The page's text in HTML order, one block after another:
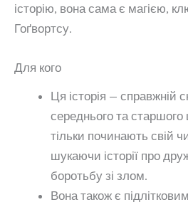
історію, вона сама є магією,
Гоґвортсу.
Для кого
Ця історія — справжній
середнього та старшого
тільки починають свій
шукаючи історії про
боротьбу зі злом.
Вона також є